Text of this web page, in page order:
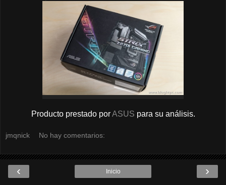
Producto prestado porASUS para su análisis.
jmqnick No hay comentarios:
‹ ›
Inicio